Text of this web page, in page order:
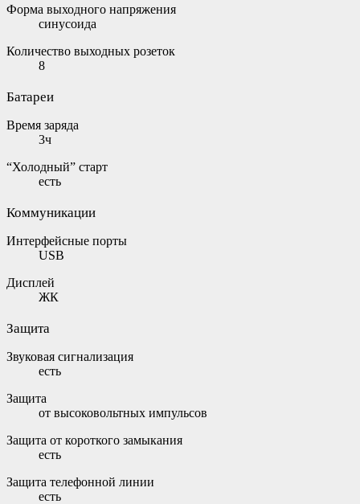
Форма выходного напряжения
синусоида
Количество выходных розеток
8
Батареи
Время заряда
3ч
“Холодный” старт
есть
Коммуникации
Интерфейсные порты
USB
Дисплей
ЖК
Защита
Звуковая сигнализация
есть
Защита
от высоковольтных импульсов
Защита от короткого замыкания
есть
Защита телефонной линии
есть